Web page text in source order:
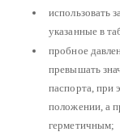
использовать
указанные в
пробное
превышать
паспорта, при
положении, а
герметичным;